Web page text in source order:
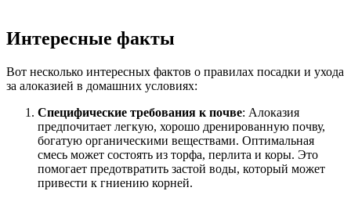
Интересные факты
Вот несколько интересных фактов о правилах посадки и ухода
за алоказией в домашних условиях:
Специфические требования к почве: Алоказия
предпочитает легкую, хорошо дренированную почву,
богатую органическими веществами. Оптимальная
смесь может состоять из торфа, перлита и коры. Это
помогает предотвратить застой воды, который может
привести к гниению корней.